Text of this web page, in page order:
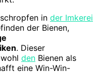
in der Imkerei
der Bienen,
. Dieser
den Bienen als
eine Win-Win-